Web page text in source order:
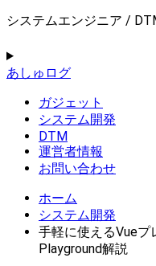
システムエンジニア /
あしゅログ
ガジェット
システム開発
DTM
運営者情報
お問い合わせ
ホーム
システム開発
手軽に使えるVueプ
Playground解説